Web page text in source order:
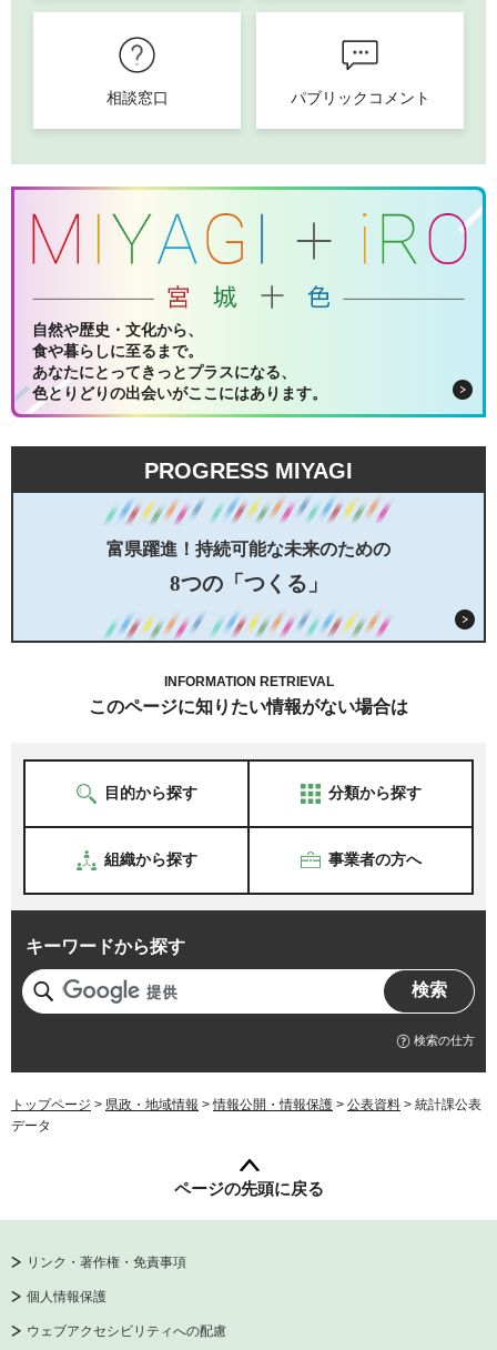
相談窓口 パブリックコメント
自然や歴史・文化から、
食や暮らしに至るまで。
あなたにとってきっとプラスになる、
色とりどりの出会いがここにはあります。
PROGRESS MIYAGI
富県躍進！持続可能な未来のための
8つの「つくる」
INFORMATION RETRIEVAL
このページに知りたい情報がない場合は
目的から探す 分類から探す
組織から探す 事業者の方へ
キーワードから探す
検索の仕方
トップページ > 県政・地域情報 >情報公開・情報保護 > 公表資料 > 統計課公表
データ
ページの先頭に戻る
リンク・著作権・免責事項
個人情報保護
ウェブアクセシビリティへの配慮